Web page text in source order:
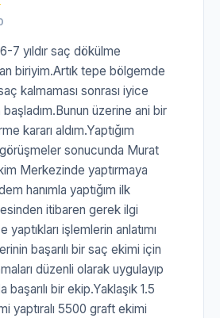
7 yıldır saç dökülme
biriyim.Artık tepe bölgemde
kalmaması sonrası iyice
başladım.Bunun üzerine ani bir
kararı aldım.Yaptığım
sonucunda Murat
Merkezinde yaptırmaya
hanımla yaptığım ilk
itibaren gerek ilgi
yaptıkları işlemlerin anlatımı
başarılı bir saç ekimi için
düzenli olarak uygulayıp
bir ekip.Yaklaşık 1.5
yaptıralı 5500 graft ekimi